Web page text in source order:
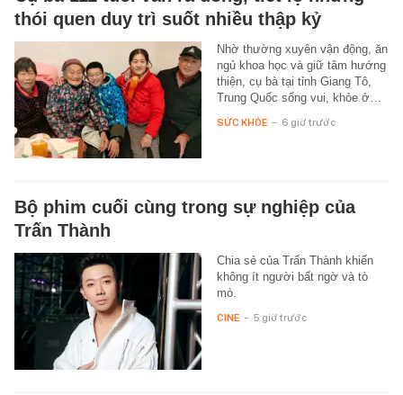
thói quen duy trì suốt nhiều thập kỷ
Nhờ thường xuyên vận động, ăn
ngủ khoa học và giữ tâm hướng
thiện, cụ bà tại tỉnh Giang Tô,
Trung Quốc sống vui, khỏe ở…
SỨC KHỎE - 6 giờ trước
Bộ phim cuối cùng trong sự nghiệp của
Trấn Thành
Chia sẻ của Trấn Thành khiến
không ít người bất ngờ và tò
mò.
CINE - 5 giờ trước